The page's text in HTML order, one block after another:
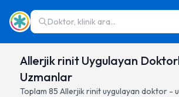
Doktor, klinik ara...
Allerjik rinit Uygulayan
Uzmanlar
Toplam 85 Allerjik rinituygulayan doktor -